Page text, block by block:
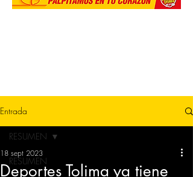
Entrada
RESUMEN
RESUMEN
Deportes Tolima ya tiene
18 sept 2023